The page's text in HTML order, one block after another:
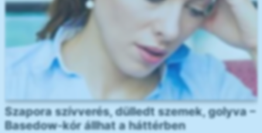
Szapora szívverés, dülledt szemek, golyva –
Basedow-kór állhat a háttérben